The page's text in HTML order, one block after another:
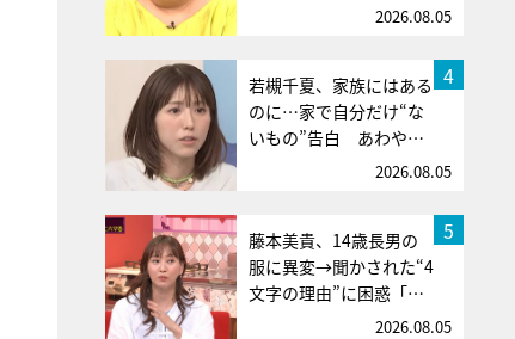
2026.08.05
4
若槻千夏、家族にはある
のに…家で自分だけ“な
いもの”告白 あわや…
2026.08.05
5
藤本美貴、14歳長男の
服に異変→聞かされた“4
文字の理由”に困惑「…
2026.08.05